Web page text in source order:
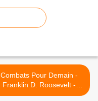
Combats Pour Demain -
Franklin D. Roosevelt -
Chapitre Cinquième -